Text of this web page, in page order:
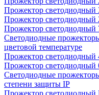
Прожектор светодиодный
Прожектор светодиодный
Прожектор светодиодный
Светодиодные
цветовой температуре
Прожектор светодиодный
Прожектор светодиодный
Светодиодные
степени защиты IP
Прожектор светодиодный